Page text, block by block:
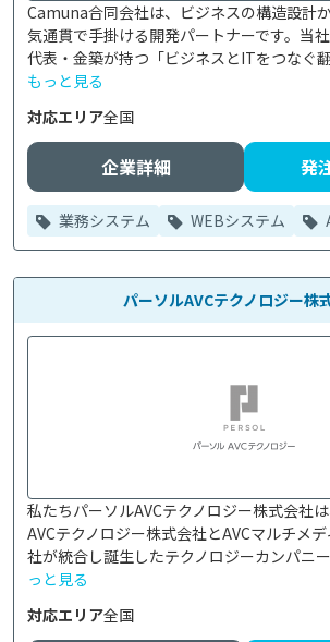
Camuna合同会社は、ビジネスの構造設計
気通貫で手掛ける開発パートナーです。当社
代表・金築が持つ「ビジネスとITをつなぐ
もっと見る
対応エリア全国
企業詳細 発
業務システム WEBシステム
パーソルAVCテクノロジー株
私たちパーソルAVCテクノロジー株式会社
AVCテクノロジー株式会社とAVCマルチメ
社が統合し誕生したテクノロジーカンパニ
っと見る
対応エリア全国